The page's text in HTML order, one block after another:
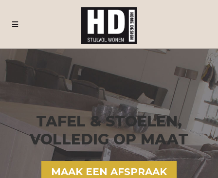
TAFEL & STOELEN,
VOLLEDIG OP MAAT
MAAK EEN AFSPRAAK